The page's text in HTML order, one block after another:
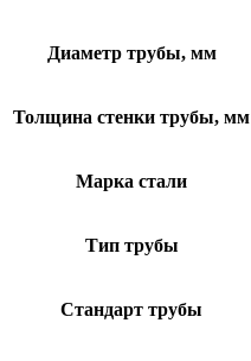
Диаметр трубы, мм
Толщина стенки трубы, мм
Марка стали
Тип трубы
Стандарт трубы